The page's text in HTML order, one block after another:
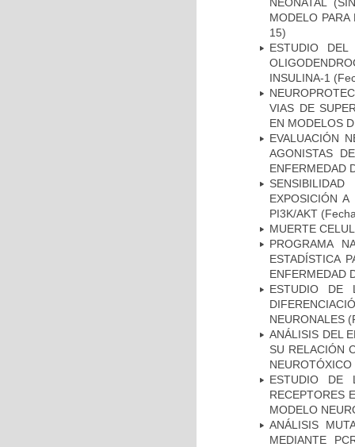
MODELO
15)
ESTUDIO
INSULINA-1
VIAS DE
EN MODELOS
EVALUACIÓN
AGONISTAS
ENFERMEDAD
EXPOSICIÓN
PI3K/AKT
MUERTE
PROGRAMA
ESTADÍSTICA
ENFERMEDAD
ESTUDIO DE
NEURONALES
ANÁLISIS DEL
SU RELACIÓN
NEUROTÓXICO
ESTUDIO DE
RECEPTORES
MODELO
ANÁLISIS
MEDIANTE